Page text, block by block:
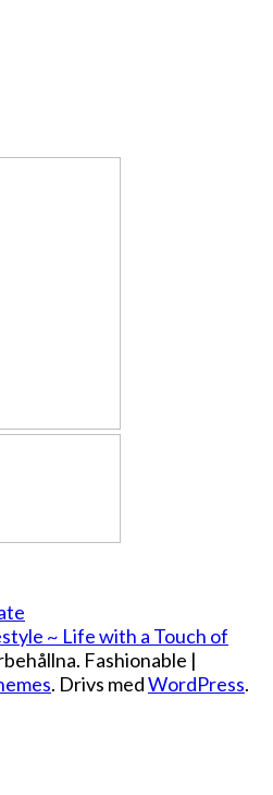
~ Life with a Touch of
Fashionable |
. Drivs medWordPress.